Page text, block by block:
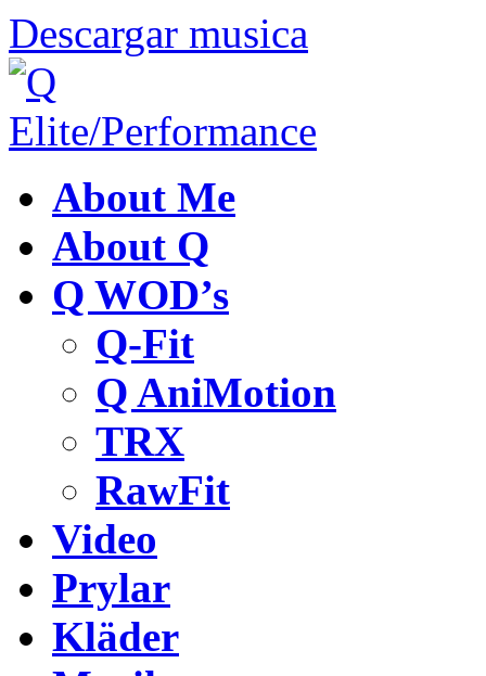
Descargar musica
About Me
About Q
Q WOD’s
Q-Fit
Q AniMotion
TRX
RawFit
Video
Prylar
Kläder